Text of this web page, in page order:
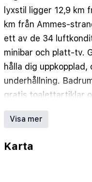
lyxstil ligger 12,9 km
km från Ammes-
ett av de 34
minibar och platt-tv.
hålla dig
underhållning.
gratis toalettartiklar
telefon,
Avstånd avrundas till
Joniska havet - 0,1 km
Visa mer
Karta